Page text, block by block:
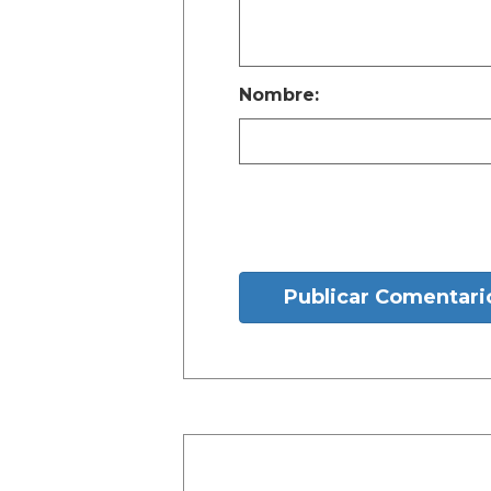
Nombre:
Publicar